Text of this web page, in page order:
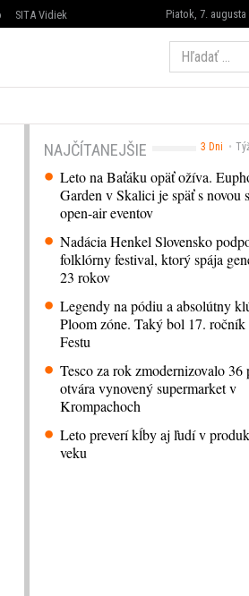
Piatok, 7. augusta
SITA Vidiek
Hľadať:
3 Dni
NAJČÍTANEJŠIE
Leto na Baťáku opäť ožíva.
Garden v Skalici je späť s novou
open-air eventov
Nadácia Henkel Slovensko
folklórny festival, ktorý spája
23 rokov
Legendy na pódiu a absolútny
Ploom zóne. Taký bol 17.
Festu
Tesco za rok zmodernizovalo 36
otvára vynovený supermarket v
Krompachoch
Leto preverí kĺby aj ľudí v
veku